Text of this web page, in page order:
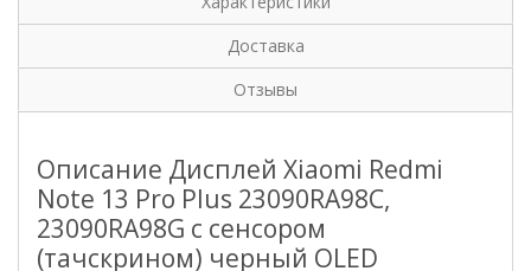
Доставка
Отзывы
Описание Дисплей Xiaomi Redmi
Note 13 Pro Plus 23090RA98C,
23090RA98G с сенсором
(тачскрином) черный OLED